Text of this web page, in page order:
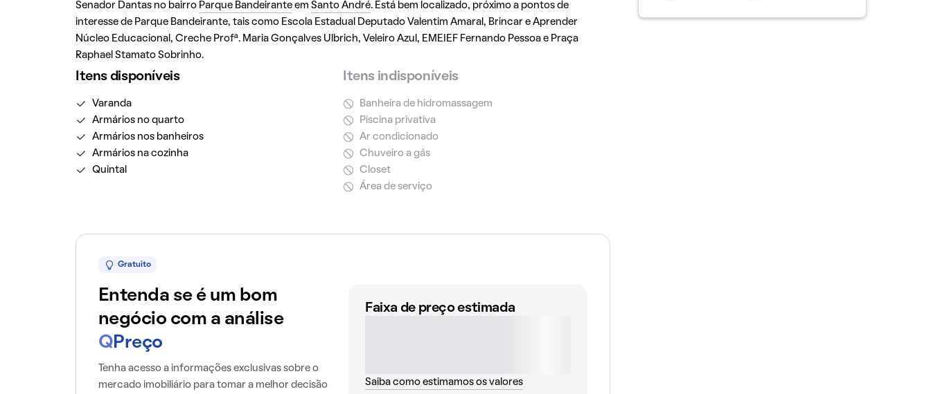
Senador Dantas no bairro Parque Bandeiranteem Santo André. Está bem localizado, próximo a pontos de
interesse de Parque Bandeirante, tais como Escola Estadual Deputado Valentim Amaral, Brincar e Aprender
Núcleo Educacional, Creche Profª. Maria Gonçalves Ulbrich, Veleiro Azul, EMEIEF Fernando Pessoa e Praça
Raphael Stamato Sobrinho.
Itens disponíveis
Varanda
Armários no quarto
Armários nos banheiros
Armários na cozinha
Quintal
Itens indisponíveis
Banheira de hidromassagem
Piscina privativa
Ar condicionado
Chuveiro a gás
Closet
Área de serviço
Gratuito
Entenda se é um bom
negócio com a análise
Q Preço
Tenha acesso a informações exclusivas sobre o
mercado imobiliário para tomar a melhor decisão
Faixa de preço estimada
Saiba como estimamos os valores